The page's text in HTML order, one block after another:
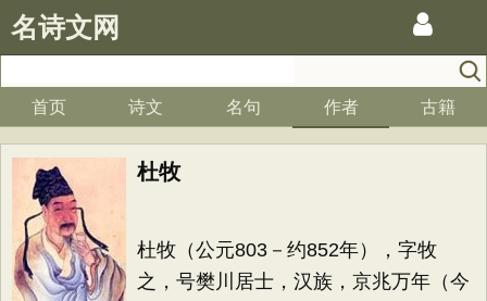
名诗文网
首页 诗文 名句 作者 古籍
杜牧
杜牧（公元803－约852年），字牧
之，号樊川居士，汉族，京兆万年（今